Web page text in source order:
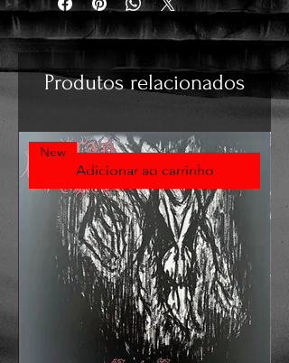
Produtos relacionados
Adicionar ao carrinho
New